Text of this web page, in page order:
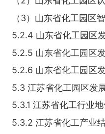
（3）山东省化工园区
5.2.4 山东省化工园区
5.2.5 山东省化工园区
5.2.6 山东省化工园区
5.3 江苏省化工园区发
5.3.1 江苏省化工行业地
5.3.2 江苏省化工产业